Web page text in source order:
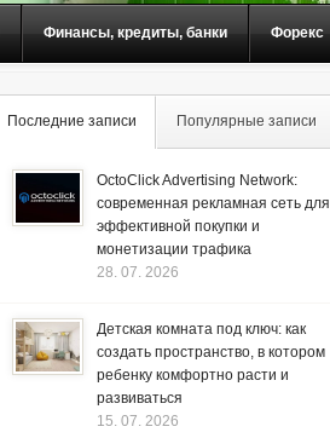
Финансы, кредиты, банки Форекс
Последние записи Популярные записи
OctoClick Advertising Network:
современная рекламная сеть для
эффективной покупки и
монетизации трафика
28. 07. 2026
Детская комната под ключ: как
создать пространство, в котором
ребенку комфортно расти и
развиваться
15. 07. 2026